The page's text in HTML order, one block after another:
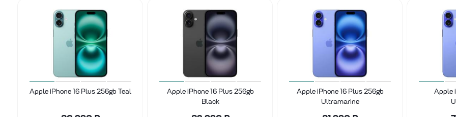
Apple iPhone 16 Plus 256gb Teal
Apple iPhone 16 Plus 256gb
Black
Apple iPhone 16 Plus 256gb
Ultramarine
Apple